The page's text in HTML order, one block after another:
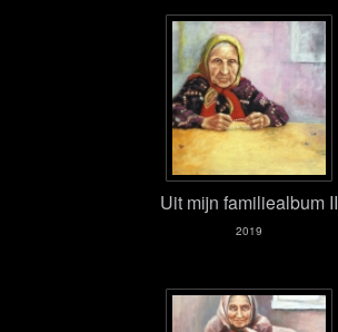
Uit mijn familiealbum II
2019